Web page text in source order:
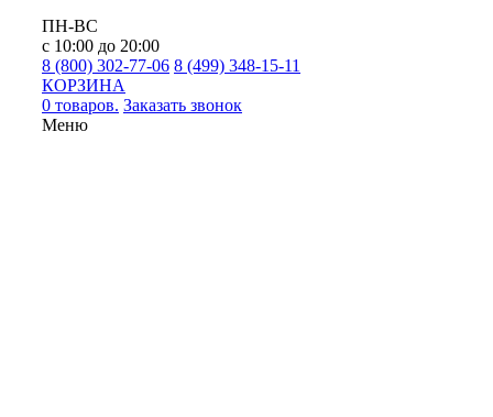
ПН-ВС
с 10:00 до 20:00
8 (800) 302-77-06 8 (499) 348-15-11
КОРЗИНА
0 товаров. Заказать звонок
Меню